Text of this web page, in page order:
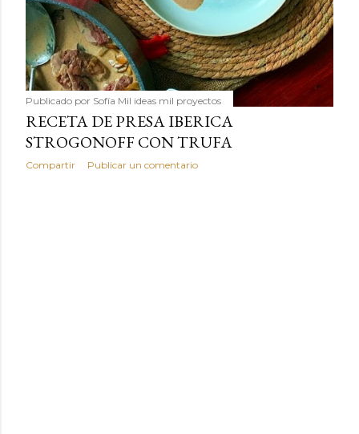
Publicado por Sofía Mil ideas mil proyectos
RECETA DE PRESA IBERICA
STROGONOFF CON TRUFA
Compartir Publicar un comentario